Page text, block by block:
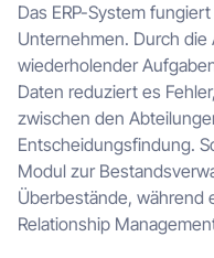
Das ERP-System
Unternehmen. Durch
wiederholender
Daten reduziert es
zwischen den
Entscheidungsfindung.
Modul zur
Überbestände, während
Relationship